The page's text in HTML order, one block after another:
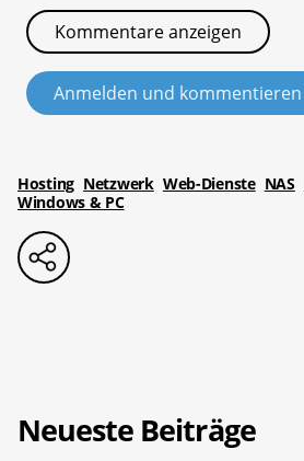
Kommentare anzeigen
Anmelden und kommentieren
Hosting Netzwerk Web-Dienste NAS
Windows & PC
Neueste Beiträge